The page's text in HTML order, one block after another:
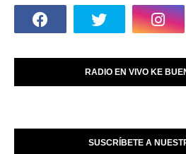
RADIO EN VIVO KE
SUSCRÍBETE A